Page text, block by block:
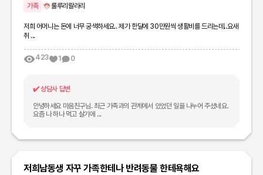
가족 룰루리랄라리
저희 어머니는 돈에 너무 궁색하세요.. 제가 한달에 30만원씩 생활비를 드리는데..요새
취 ...
423 1 0
✔️상담사 답변
안녕하세요 마음친구님. 최근 가족과의 관계에서 있었던 일을 나누어 주셨네요.
요즘 나 하나 먹고 살기에 ...
저희남동생 자꾸 가족한테나 반려동물 한테욕해요